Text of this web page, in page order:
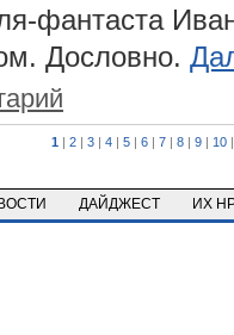
фантаста
Дословно.
1 | 2 | 3 | 4 | 5 | 6 | 7 | 8 | 9 | 10
ДАЙДЖЕСТ ИХ